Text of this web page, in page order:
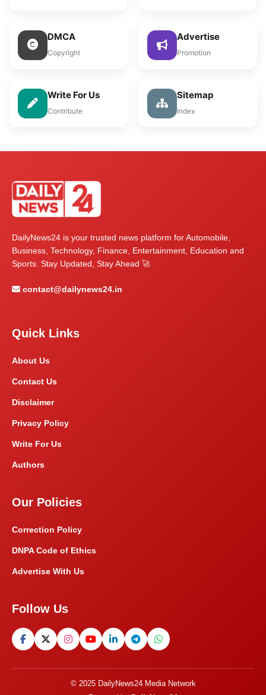
DMCA
Copyright
Advertise
Promotion
Write For Us
Contribute
Sitemap
Index
DailyNews24 is your trusted news platform for Automobile,
Business, Technology, Finance, Entertainment, Education and
Sports. Stay Updated, Stay Ahead 🚀
contact@dailynews24.in
Quick Links
About Us
Contact Us
Disclaimer
Privacy Policy
Write For Us
Authors
Our Policies
Correction Policy
DNPA Code of Ethics
Advertise With Us
Follow Us
© 2025 DailyNews24 Media Network